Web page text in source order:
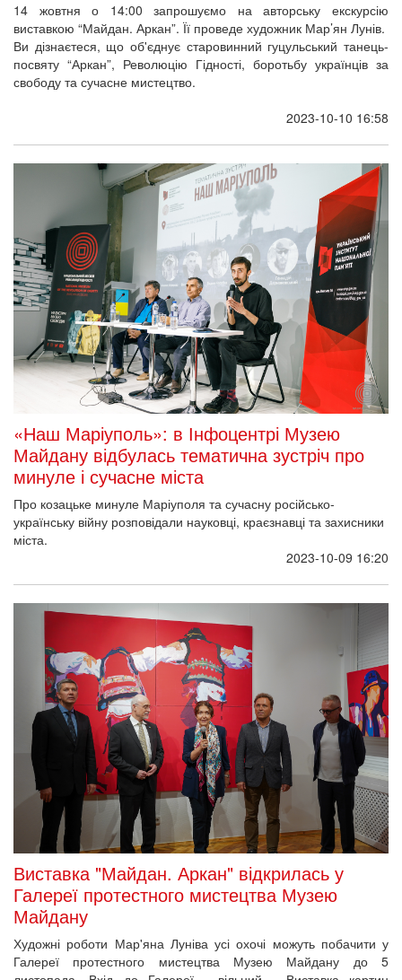
14 жовтня о 14:00 запрошуємо на авторську екскурсію
виставкою “Майдан. Аркан”. Її проведе художник Мар’ян Лунів.
Ви дізнаєтеся, що об'єднує старовинний гуцульський танець-
посвяту “Аркан”, Революцію Гідності, боротьбу українців за
свободу та сучасне мистецтво.
2023-10-10 16:58
«Наш Маріуполь»: в Інфоцентрі Музею
Майдану відбулась тематична зустріч про
минуле і сучасне міста
Про козацьке минуле Маріуполя та сучасну російсько-
українську війну розповідали науковці, краєзнавці та захисники
міста.
2023-10-09 16:20
Виставка "Майдан. Аркан" відкрилась у
Галереї протестного мистецтва Музею
Майдану
Художні роботи Мар'яна Луніва усі охочі можуть побачити у
Галереї протестного мистецтва Музею Майдану до 5